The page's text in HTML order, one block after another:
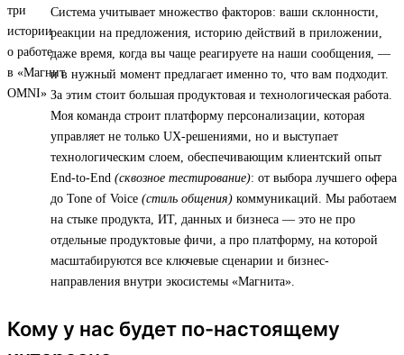
Система учитывает множество факторов: ваши склонности,
реакции на предложения, историю действий в приложении,
даже время, когда вы чаще реагируете на наши сообщения, —
и в нужный момент предлагает именно то, что вам подходит.
За этим стоит большая продуктовая и технологическая работа.
Моя команда строит платформу персонализации, которая
управляет не только UX-решениями, но и выступает
технологическим слоем, обеспечивающим клиентский опыт
End-to-End (сквозное тестирование): от выбора лучшего офера
до Tone of Voice (стиль общения) коммуникаций. Мы работаем
на стыке продукта, ИТ, данных и бизнеса — это не про
отдельные продуктовые фичи, а про платформу, на которой
масштабируются все ключевые сценарии и бизнес-
направления внутри экосистемы «Магнита».
Кому у нас будет по-настоящему